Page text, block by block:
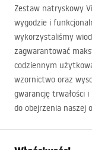
Zestaw natryskowy
wygodzie i
wykorzystaliśmy
zagwarantować
codziennym
wzornictwo oraz
gwarancję trwałości
do obejrzenia naszej